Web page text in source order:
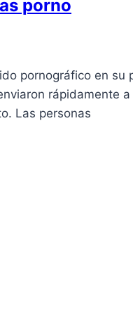
porno
pornográfico en su
rápidamente a
Las personas